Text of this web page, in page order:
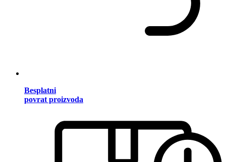
Besplatni
povrat proizvoda